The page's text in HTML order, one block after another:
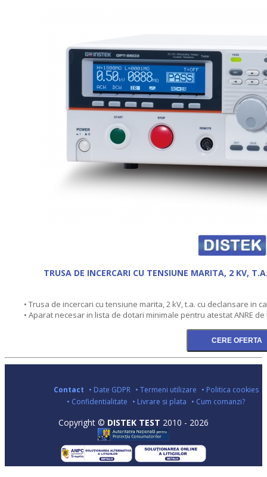
TRUSA DE INCERCARI CU TENSIUNE MARITA, 2 KV,
• Trusa de incercari cu tensiune marita, 2 kV, t.a. cu declansare in
• Aparat necesar in lista de dotari minimale pentru atestat ANRE de
Contact • Date GDPR • Termeni utilizare • Politica cookies
• Confidentialitate • Livrare si plata • Cum comanzi?
Copyright © DISTEK TEST 2010 - 2026